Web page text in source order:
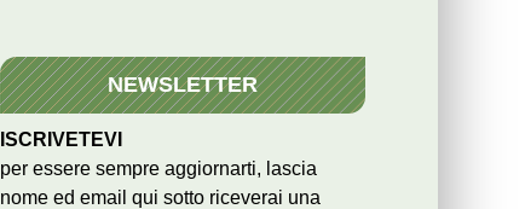
NEWSLETTER
ISCRIVETEVI
per essere sempre aggiornarti, lascia
nome ed email qui sotto riceverai una